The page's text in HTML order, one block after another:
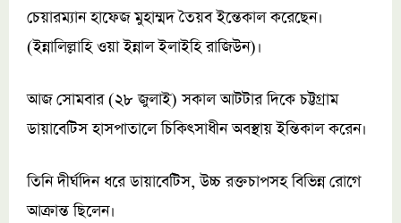
চেয়ারম্যান হাফেজ মুহাম্মদ তৈয়ব ইন্তেকাল করেছেন।
(ইন্নালিল্লাহি ওয়া ইন্নাল ইলাইহি রাজিউন)।
আজ সোমবার (২৮ জুলাই) সকাল আটটার দিকে চট্টগ্রাম
ডায়াবেটিস হাসপাতালে চিকিৎসাধীন অবস্থায় ইন্তিকাল করেন।
তিনি দীর্ঘদিন ধরে ডায়াবেটিস, উচ্চ রক্তচাপসহ বিভিন্ন রোগে
আক্রান্ত ছিলেন।